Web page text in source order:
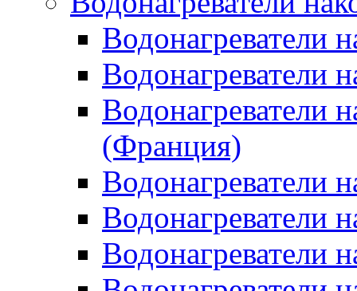
Водонагреватели
Водонагреватели
Водонагреватели
(Франция)
Водонагреватели
Водонагреватели
Водонагреватели